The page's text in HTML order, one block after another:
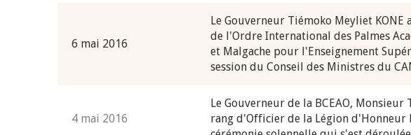
6 mai 2016
Le Gouverneur Tiémoko Meyliet KONE
de l'Ordre International des Palmes
et Malgache pour l'Enseignement
session du Conseil des Ministres du
4 mai 2016
Le Gouverneur de la BCEAO, Monsieur
rang d'Officier de la Légion d'Honneur